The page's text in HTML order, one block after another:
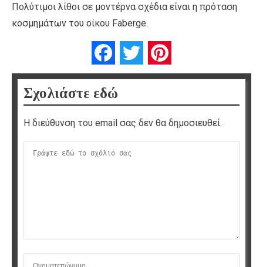
Πολύτιμοι λίθοι σε μοντέρνα σχέδια είναι η πρόταση
κοσμημάτων του οίκου Faberge.
FacebookTwitter
Σχολιάστε εδώ
Η διεύθυνση του email σας δεν θα δημοσιευθεί.